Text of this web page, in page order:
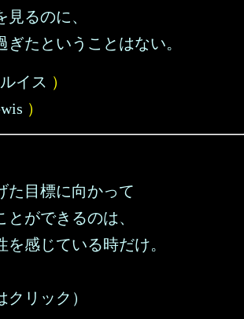
見るのに、
ぎたということはない。
イス ）
）
た目標に向かって
とができるのは、
を感じている時だけ。
クリック）